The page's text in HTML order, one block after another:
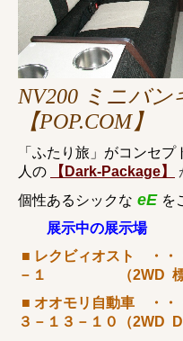
NV200 ミニバン
【POP.COM】
「ふたり旅」がコンセプ
人の
【Dark-Package】
個性あるシックな eE を
展示中の展示場
■ レクビィオスト ・・
－１ （2WD 標
■ オオモリ自動車 ・・
３－１３－１０（2WD